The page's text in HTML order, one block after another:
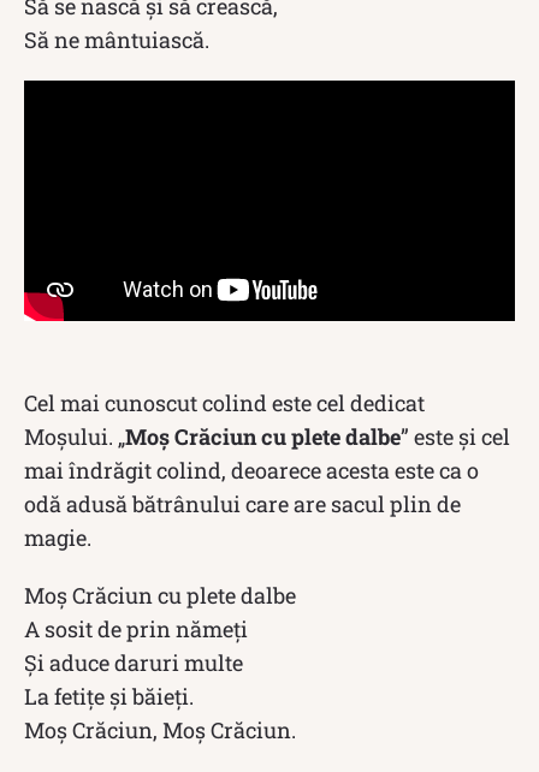
Să ne mântuiască.
Cel mai cunoscut colind este cel dedicat
Moșului. „Moș Crăciun cu plete dalbe” este și cel
mai îndrăgit colind, deoarece acesta este ca o
odă adusă bătrânului care are sacul plin de
magie.
Moș Crăciun cu plete dalbe
A sosit de prin nămeţi
Şi aduce daruri multe
La fetiţe şi băieţi.
Moş Crăciun, Moş Crăciun.